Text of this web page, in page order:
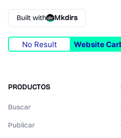
Built with Mkdirs
No Result Website
PRODUCTOS
Buscar
Publicar